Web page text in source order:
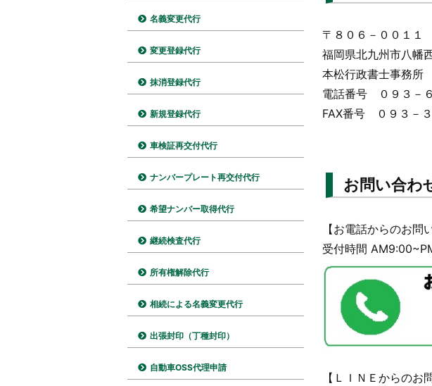
〒８０６－００１１
福岡県北九州市八幡
本松行政書士事務
電話番号 ０９３－
FAX番号 ０９３－
お問い合わ
【お電話からのお問
受付時間
【ＬＩＮＥからのお
名義変更代行
変更登録代行
抹消登録代行
新規登録代行
車検証再交付代行
ナンバープレート再交付代行
希望ナンバー取得代行
継続検査代行
所有権解除代行
相続による名義変更代行
出張封印（丁種封印）
自動車OSS代理申請